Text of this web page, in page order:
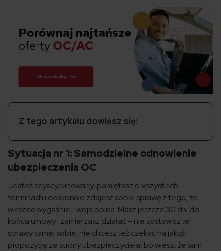
Z tego artykułu dowiesz się:
Sytuacja nr 1: Samodzielne odnowienie
ubezpieczenia OC
Jesteś zdyscyplinowany, pamiętasz o wszystkich
terminach i doskonale zdajesz sobie sprawę z tego, że
wkrótce wygaśnie Twoja polisa. Masz jeszcze 30 dni do
końca umowy i zamierzasz działać – nie zostawisz tej
sprawy samej sobie, nie chcesz też czekać na jakąś
propozycję ze strony ubezpieczyciela, bo wiesz, że sam